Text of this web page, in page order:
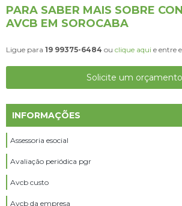
PARA SABER MAIS SOBRE
AVCB EM SOROCABA
Ligue para 19 99375-6484 ou clique aqui e entre
Solicite um orçamento
INFORMAÇÕES
Assessoria esocial
Avaliação periódica pgr
Avcb custo
Avcb da empresa